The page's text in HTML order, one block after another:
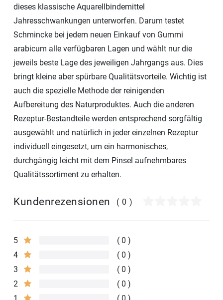
dieses klassische Aquarellbindemittel
Jahresschwankungen unterworfen. Darum testet
Schmincke bei jedem neuen Einkauf von Gummi
arabicum alle verfügbaren Lagen und wählt nur die
jeweils beste Lage des jeweiligen Jahrgangs aus. Dies
bringt kleine aber spürbare Qualitätsvorteile. Wichtig ist
auch die spezielle Methode der reinigenden
Aufbereitung des Naturproduktes. Auch die anderen
Rezeptur-Bestandteile werden entsprechend sorgfältig
ausgewählt und natürlich in jeder einzelnen Rezeptur
individuell eingesetzt, um ein harmonisches,
durchgängig leicht mit dem Pinsel aufnehmbares
Qualitätssortiment zu erhalten.
Kundenrezensionen (0)
5
0
4
0
3
0
2
0